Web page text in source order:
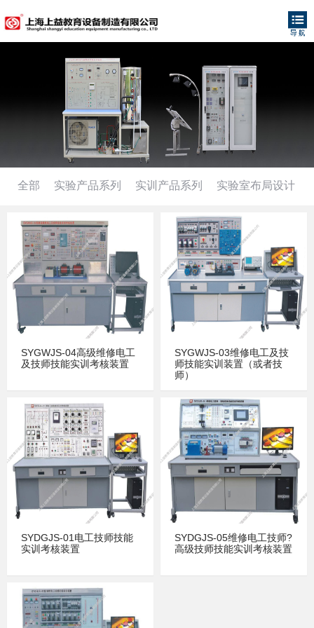
全部 实验产品系列 实训产品系列 实验室布局设计
SYGWJS-04高级维修电工
及技师技能实训考核装置
SYGWJS-03维修电工及技
师技能实训装置（或者技
师）
SYDGJS-01电工技师技能
实训考核装置
SYDGJS-05维修电工技师?
高级技师技能实训考核装置